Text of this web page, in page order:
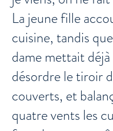
La jeune fille
cuisine, tandis
dame mettait
désordre le tiroir
couverts, et
quatre vents les